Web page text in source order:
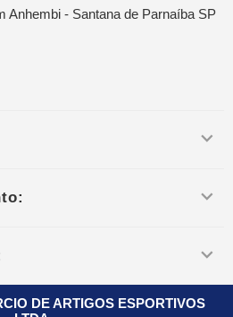
Anhembi - Santana de Parnaíba SP
DE ARTIGOS ESPORTIVOS